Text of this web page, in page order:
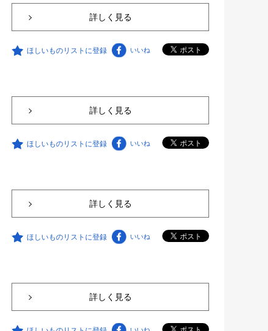
詳しく見る
ほしいものリストに登録 いいね
詳しく見る
ほしいものリストに登録 いいね
詳しく見る
ほしいものリストに登録 いいね
詳しく見る